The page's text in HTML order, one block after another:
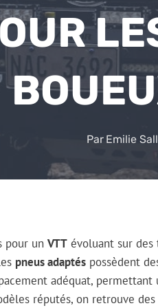
Par Emilie
pour un VTT évoluant sur des
pneus adaptés possèdent
adéquat,
réputés, on retrouve